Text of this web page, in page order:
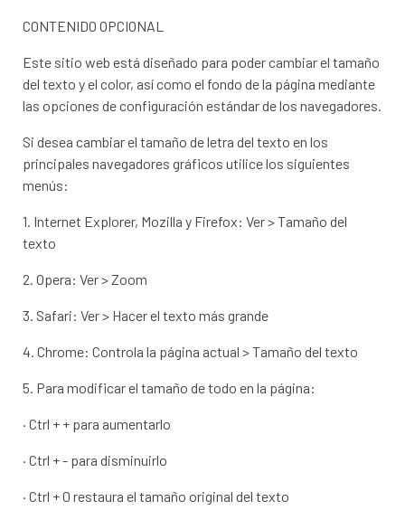
CONTENIDO OPCIONAL
Este sitio web está diseñado para poder cambiar el tamaño
del texto y el color, así como el fondo de la página mediante
las opciones de configuración estándar de los navegadores.
Si desea cambiar el tamaño de letra del texto en los
principales navegadores gráficos utilice los siguientes
menús:
1. Internet Explorer, Mozilla y Firefox: Ver > Tamaño del
texto
2. Opera: Ver > Zoom
3. Safari: Ver > Hacer el texto más grande
4. Chrome: Controla la página actual > Tamaño del texto
5. Para modificar el tamaño de todo en la página:
· Ctrl + + para aumentarlo
· Ctrl + - para disminuirlo
· Ctrl + 0 restaura el tamaño original del texto